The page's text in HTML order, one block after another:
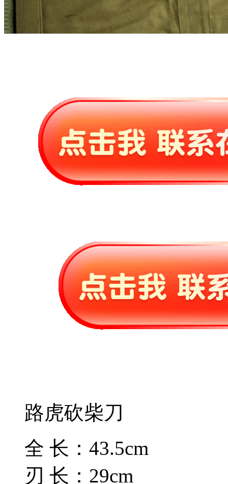
路虎砍柴刀
全 长：43.5cm
刃 长：29cm